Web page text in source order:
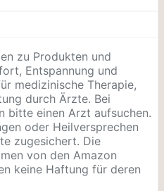
zu Produkten und
Entspannung und
medizinische Therapie,
durch Ärzte. Bei
bitte einen Arzt aufsuchen.
oder Heilversprechen
zugesichert. Die
von den Amazon
keine Haftung für deren